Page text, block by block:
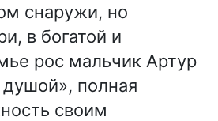
снаружи, но
в богатой и
рос мальчик Артур
полная
своим